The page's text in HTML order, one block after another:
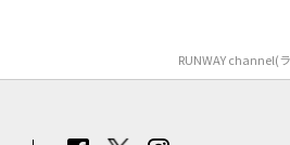
RUNWAY channel(